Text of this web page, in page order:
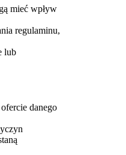
mieć wpływ
regulaminu,
lub
danego